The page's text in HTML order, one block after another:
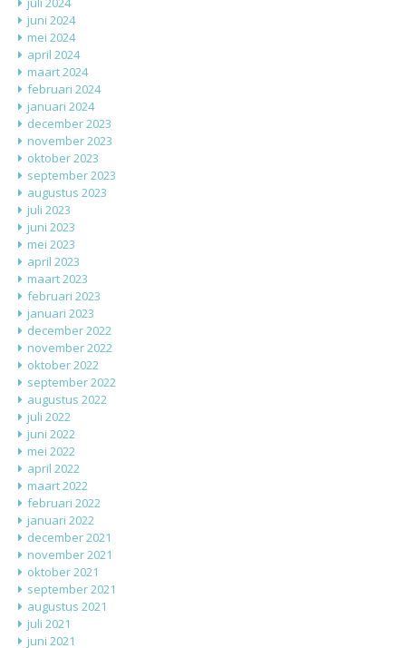
juni 2024
mei 2024
april 2024
maart 2024
februari 2024
januari 2024
december 2023
november 2023
oktober 2023
september 2023
augustus 2023
juli 2023
juni 2023
mei 2023
april 2023
maart 2023
februari 2023
januari 2023
december 2022
november 2022
oktober 2022
september 2022
augustus 2022
juli 2022
juni 2022
mei 2022
april 2022
maart 2022
februari 2022
januari 2022
december 2021
november 2021
oktober 2021
september 2021
augustus 2021
juli 2021
juni 2021